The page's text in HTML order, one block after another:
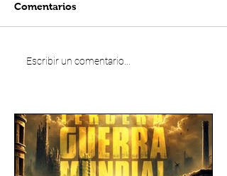
Comentarios
Escribir un comentario...